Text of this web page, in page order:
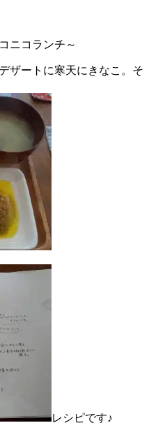
ニコランチ～
ザートに寒天にきなこ。そ
レシピです♪